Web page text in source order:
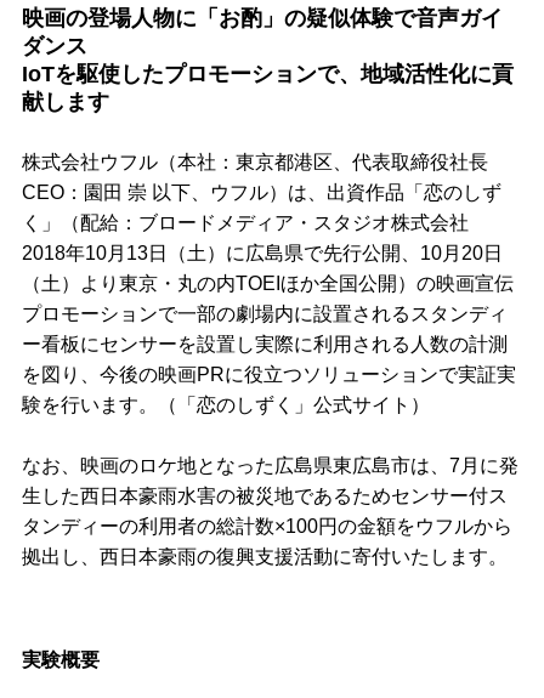
映画の登場人物に「お酌」の疑似体験で音声ガイ
ダンス
IoTを駆使したプロモーションで、地域活性化に貢
献します
株式会社ウフル（本社：東京都港区、代表取締役社長
CEO：園田 崇 以下、ウフル）は、出資作品「恋のしず
く」（配給：ブロードメディア・スタジオ株式会社
2018年10月13日（土）に広島県で先行公開、10月20日
（土）より東京・丸の内TOEIほか全国公開）の映画宣伝
プロモーションで一部の劇場内に設置されるスタンディ
ー看板にセンサーを設置し実際に利用される人数の計測
を図り、今後の映画PRに役立つソリューションで実証実
験を行います。（「恋のしずく」公式サイト）
なお、映画のロケ地となった広島県東広島市は、7月に発
生した西日本豪雨水害の被災地であるためセンサー付ス
タンディーの利用者の総計数×100円の金額をウフルから
拠出し、西日本豪雨の復興支援活動に寄付いたします。
実験概要